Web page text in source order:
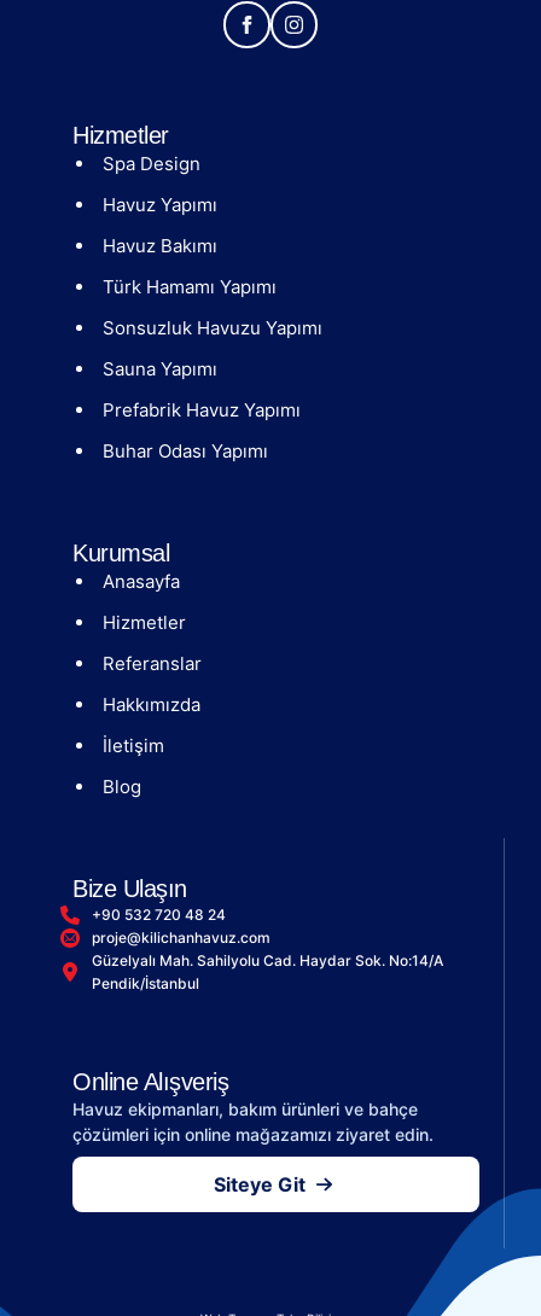
Hizmetler
Spa Design
Havuz Yapımı
Havuz Bakımı
Türk Hamamı Yapımı
Sonsuzluk Havuzu Yapımı
Sauna Yapımı
Prefabrik Havuz Yapımı
Buhar Odası Yapımı
Kurumsal
Anasayfa
Hizmetler
Referanslar
Hakkımızda
İletişim
Blog
Bize Ulaşın
+90 532 720 48 24
proje@kilichanhavuz.com
Güzelyalı Mah. Sahilyolu Cad. Haydar Sok. No:14/A
Pendik/İstanbul
Online Alışveriş
Havuz ekipmanları, bakım ürünleri ve bahçe
çözümleri için online mağazamızı ziyaret edin.
Siteye Git